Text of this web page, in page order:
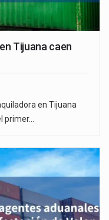
Tijuana caen
en Tijuana
primer…